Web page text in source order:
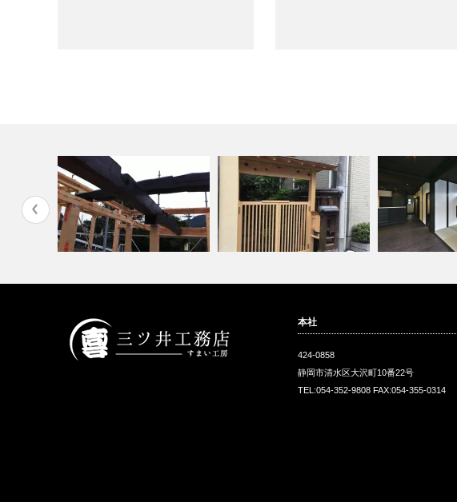
本社
424-0858
静岡市清水区大沢町10番22号
TEL:054-352-9808 FAX:054-355-0314